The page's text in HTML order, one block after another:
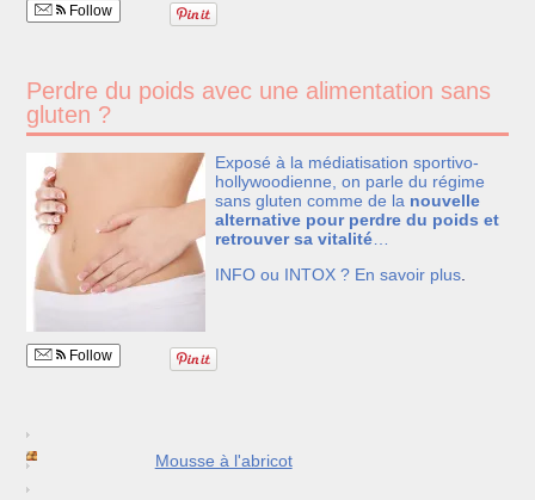
Follow
Perdre du poids avec une alimentation sans
gluten ?
Exposé à la médiatisation sportivo-
hollywoodienne, on parle du régime
sans gluten comme de la nouvelle
alternative pour perdre du poids et
retrouver sa vitalité…
INFO ou INTOX ? En savoir plus.
Follow
Mousse à l'abricot